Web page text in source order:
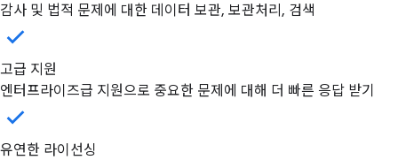
감사 및 법적 문제에 대한 데이터 보관, 보관처리, 검색
고급 지원
엔터프라이즈급 지원으로 중요한 문제에 대해 더 빠른 응답 받기
유연한 라이선싱